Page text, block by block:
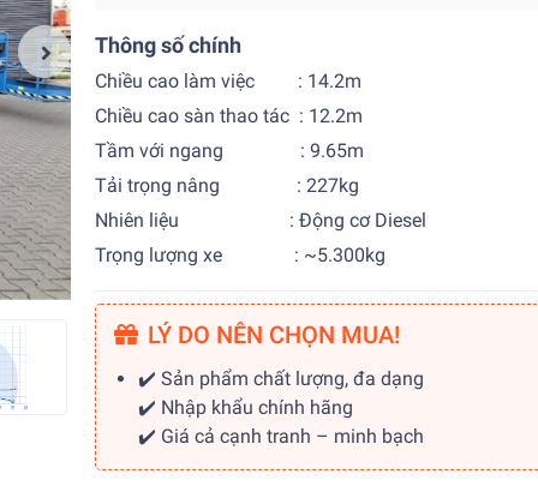
Thông số chính
Chiều cao làm việc : 14.2m
Chiều cao sàn thao tác : 12.2m
Tầm với ngang : 9.65m
Tải trọng nâng : 227kg
Nhiên liệu : Động cơ Diesel
Trọng lượng xe : ~5.300kg
LÝ DO NÊN CHỌN MUA!
✔️ Sản phẩm chất lượng, đa dạng
✔️ Nhập khẩu chính hãng
✔️ Giá cả cạnh tranh – minh bạch